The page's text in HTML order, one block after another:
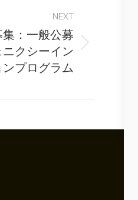
NEXT
集：一般公募
クシーイン
プログラム